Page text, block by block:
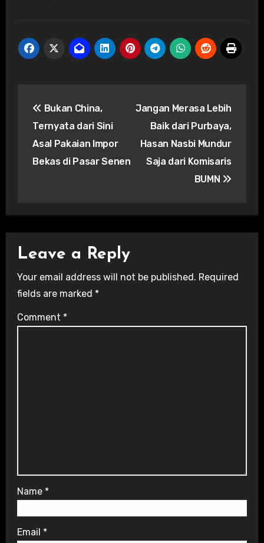
navigation
Bukan China,
Ternyata dari Sini
Asal Pakaian Impor
Bekas di Pasar Senen
Jangan Merasa Lebih
Baik dari Purbaya,
Hasan Nasbi Mundur
Saja dari Komisaris
BUMN
Leave a Reply
Your email address will not be published. Required
fields are marked *
Comment *
Name *
Email *